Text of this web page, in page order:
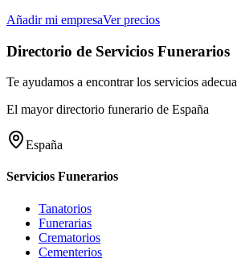
Añadir mi empresaVer precios
Directorio de Servicios Funerarios
Te ayudamos a encontrar los servicios
El mayor directorio funerario de España
España
Servicios Funerarios
Tanatorios
Funerarias
Crematorios
Cementerios